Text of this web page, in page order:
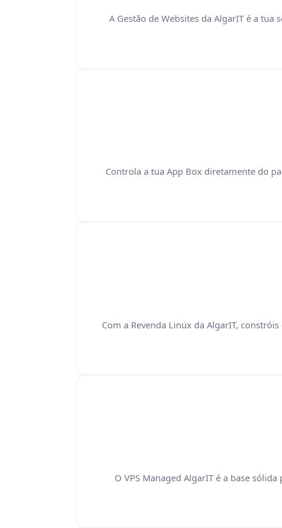
A Gestão de Websites da AlgarIT é a
Controla a tua App Box diretamente do
Com a Revenda Linux da AlgarIT,
O VPS Managed AlgarIT é a base